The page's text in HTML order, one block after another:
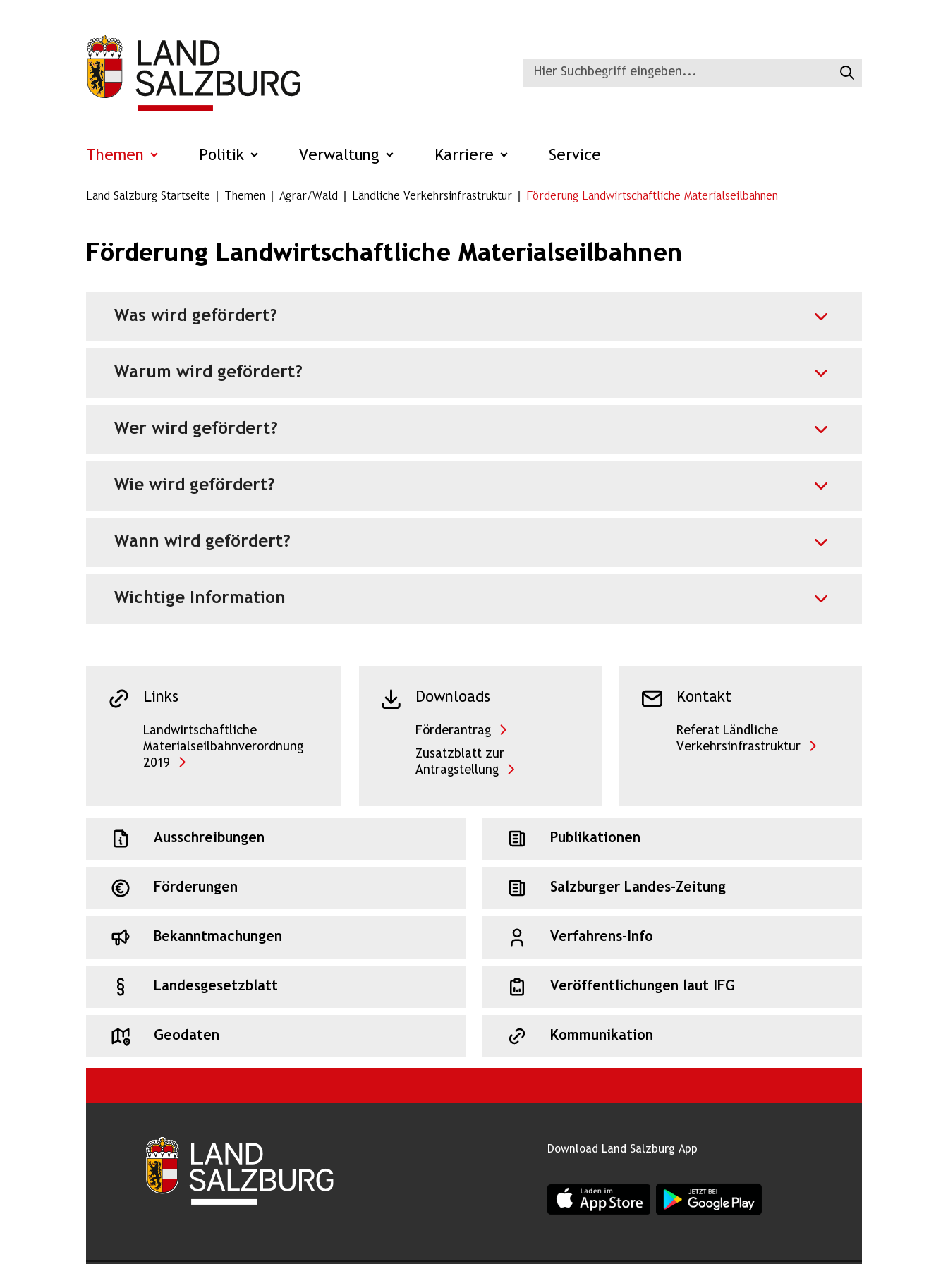
Suchen
Themen Politik Verwaltung Karriere Service
Land Salzburg Startseite Themen Agrar/Wald Ländliche Verkehrsinfrastruktur Förderung Landwirtschaftliche Materialseilbahnen
Förderung Landwirtschaftliche Materialseilbahnen
Was wird gefördert?
Warum wird gefördert?
Wer wird gefördert?
Wie wird gefördert?
Wann wird gefördert?
Wichtige Information
Links
Landwirtschaftliche
Materialseilbahnverordnung
2019
Downloads
Förderantrag
Zusatzblatt zur
Antragstellung
Kontakt
Referat Ländliche
Verkehrsinfrastruktur
Ausschreibungen
Förderungen
Bekanntmachungen
Landesgesetzblatt
Geodaten
Publikationen
Salzburger Landes-Zeitung
Verfahrens-Info
Veröffentlichungen laut IFG
Kommunikation
Download Land Salzburg App
App Land Salzburg im Apple App StoreApp Land Salzburg im Google Play Store